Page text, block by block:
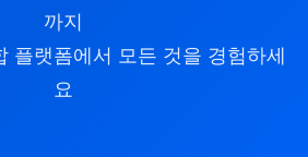
까지
플랫폼에서 모든 것을 경험하세
요